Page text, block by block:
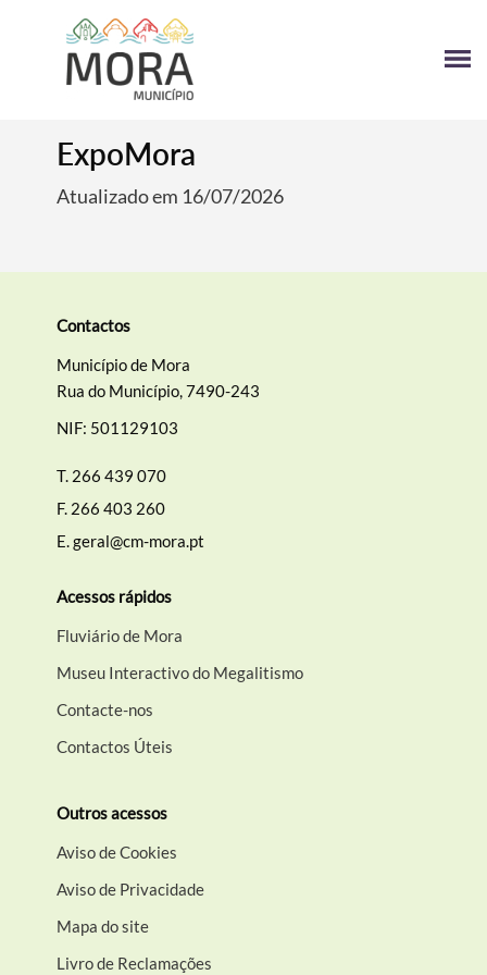
Categorias gerais
ExpoMora
Atualizado em 16/07/2026
Contactos
Município de Mora
Rua do Município, 7490-243
NIF: 501129103
T. 266 439 070
F. 266 403 260
E.geral@cm-mora.pt
Acessos rápidos
Fluviário de Mora
Museu Interactivo do Megalitismo
Contacte-nos
Contactos Úteis
Outros acessos
Aviso de Cookies
Aviso de Privacidade
Mapa do site
Livro de Reclamações